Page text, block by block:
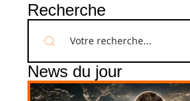
Recherche
News du jour